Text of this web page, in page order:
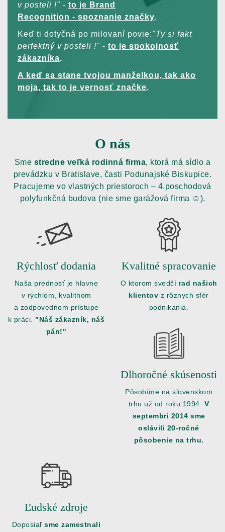
v posteli !" - to je Brand
Recognition - spoznanie značky.
Keď ti dotyčná po milovaní povie:"Ty si fakt
perfektný v posteli !" - to je spokojnosť
zákazníka.
A keď sa stane tvojou manželkou, tak ako
moja, tak to je vernosť značke.
O nás
Sme stredne veľká rodinná firma, ktorá má sídlo a
prevádzku v Bratislave, časti Podunajské Biskupice.
Pracujeme vo vlastných priestoroch – 4.poschodová
polyfunkčná budova (nie sme garážová firma ☺).
Rýchlosť dodania
Naša prednosť je hlavne
v rýchlom, kvalitnom
a zodpovednom prístupe
k práci. "Náš zákazník, náš
pán!"
Kvalitné spracovanie
O ktorom svedčí rad našich
klientov z rôznych sfér
podnikania.
Dlhoročné skúsenosti
Pôsobíme na slovenskom
trhu už od roku 1994. V
septembri 2014 sme
oslávili 20-ročné
pôsobenie na trhu.
Ľudské zdroje
Doposiaľsme zamestnali